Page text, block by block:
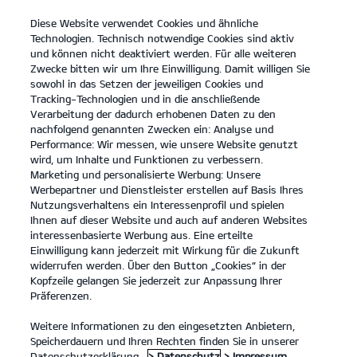
open
menu
KONTAKT
UNSER AUTOHAUS
UNSER AUTOHAUS
Unser Autohaus
Diese Website verwendet Cookies und ähnliche
Technologien. Technisch notwendige Cookies sind aktiv
und können nicht deaktiviert werden. Für alle weiteren
Zwecke bitten wir um Ihre Einwilligung. Damit willigen Sie
sowohl in das Setzen der jeweiligen Cookies und
Tracking-Technologien und in die anschließende
Verarbeitung der dadurch erhobenen Daten zu den
nachfolgend genannten Zwecken ein: Analyse und
Performance: Wir messen, wie unsere Website genutzt
wird, um Inhalte und Funktionen zu verbessern.
Marketing und personalisierte Werbung: Unsere
Werbepartner und Dienstleister erstellen auf Basis Ihres
Nutzungsverhaltens ein Interessenprofil und spielen
Ihnen auf dieser Website und auch auf anderen Websites
interessenbasierte Werbung aus. Eine erteilte
Einwilligung kann jederzeit mit Wirkung für die Zukunft
widerrufen werden. Über den Button „Cookies“ in der
Kopfzeile gelangen Sie jederzeit zur Anpassung Ihrer
Präferenzen.
Weitere Informationen zu den eingesetzten Anbietern,
Speicherdauern und Ihren Rechten finden Sie in unserer